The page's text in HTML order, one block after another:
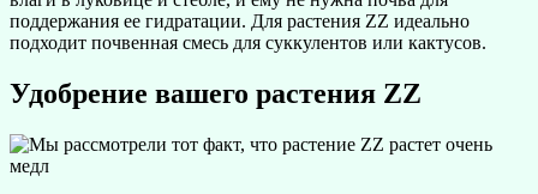
поддержания ее гидратации. Для растения ZZ идеально
подходит почвенная смесь для суккулентов или кактусов.
Удобрение вашего растения ZZ